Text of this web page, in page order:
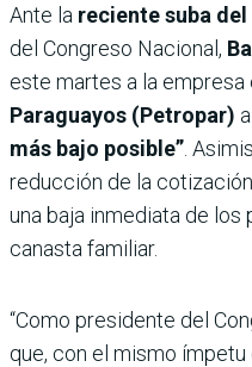
Ante la reciente suba
del Congreso Nacional,
este martes a la empresa
Paraguayos (Petropar)
más bajo posible” .
reducción de la
una baja inmediata de los
canasta familiar.
“Como presidente del
que, con el mismo